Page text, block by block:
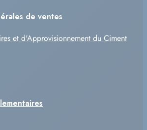
de ventes
et d'Approvisionnement du Ciment